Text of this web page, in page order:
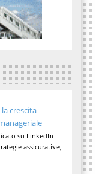
crescita
su LinkedIn
assicurative,